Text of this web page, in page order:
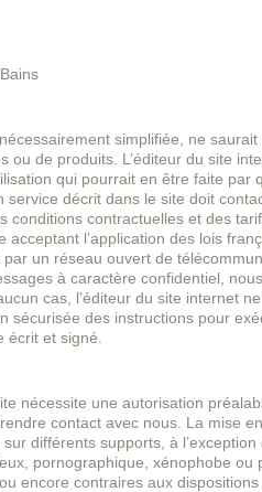
simplifiée, ne saurait
de produits. L’éditeur du site
qui pourrait en être faite par
décrit dans le site doit
conditions contractuelles et des
l’application des lois
un réseau ouvert de
à caractère confidentiel,
cas, l’éditeur du site internet
sécurisée des instructions pour
et signé.
nécessite une autorisation
contact avec nous. La mise en
différents supports, à l’exception
pornographique, xénophobe ou
encore contraires aux